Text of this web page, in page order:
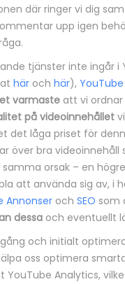
där ringer vi dig
upp igen
tjänster inte ingår i
här och här),
varmaste att vi
på videoinnehållet
det låga priset för
över bra videoinnehåll
samma orsak – en
att använda sig av, i
Annonser och SEO som
dessa och eventuellt
och initialt
oss optimera
YouTube Analytics,